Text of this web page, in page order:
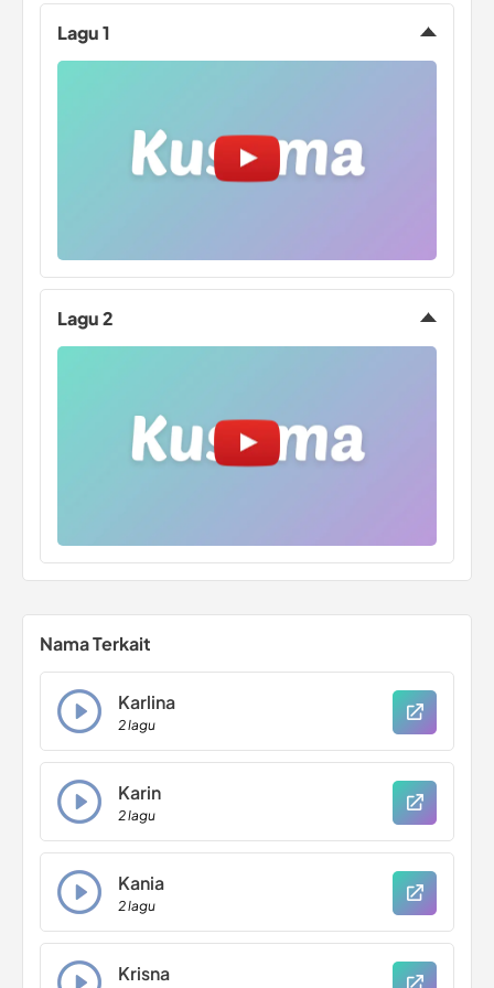
Lagu 1
Lagu 2
Nama Terkait
Karlina
2 lagu
Karin
2 lagu
Kania
2 lagu
Krisna